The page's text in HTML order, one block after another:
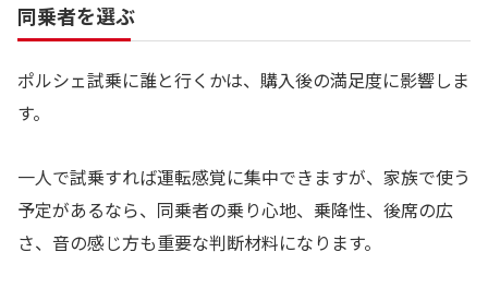
同乗者を選ぶ
ポルシェ試乗に誰と行くかは、購入後の満足度に影響しま
す。
一人で試乗すれば運転感覚に集中できますが、家族で使う
予定があるなら、同乗者の乗り心地、乗降性、後席の広
さ、音の感じ方も重要な判断材料になります。